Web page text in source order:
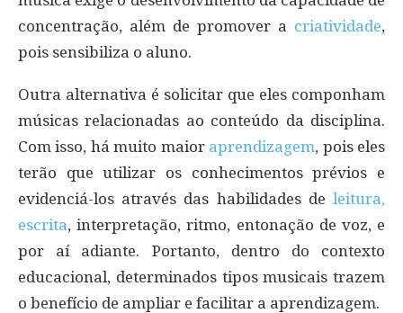
concentração, além de promover a criatividade,
pois sensibiliza o aluno.
Outra alternativa é solicitar que eles componham
músicas relacionadas ao conteúdo da disciplina.
Com isso, há muito maior aprendizagem, pois eles
terão que utilizar os conhecimentos prévios e
evidenciá-los através das habilidades de leitura,
escrita, interpretação, ritmo, entonação de voz, e
por aí adiante. Portanto, dentro do contexto
educacional, determinados tipos musicais trazem
o benefício de ampliar e facilitar a aprendizagem.